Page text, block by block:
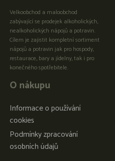
Velkoobchod a maloobchod
zabývající se prodejek alkoholických,
nealkoholických nápojů a potravin.
Cílem je zajistit kompletní sortiment
nápojů a potravin jak pro hospody,
restaurace, bary a jídelny, tak i pro
konečného spotřebitele.
O nákupu
Informace o používání
cookies
Podmínky zpracování
osobních údajů